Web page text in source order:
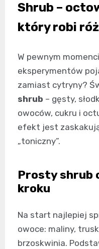
Shrub –
który robi
W pewnym
eksperymentów
zamiast cytryny?
shrub – gęsty,
owoców, cukru i
efekt jest
„toniczny”.
Prosty shrub
kroku
Na start najlepiej
owoce: maliny,
brzoskwinia.